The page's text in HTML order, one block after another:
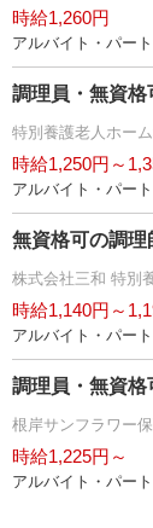
時給1,260円
アルバイト・パー
調理員・無資格
特別養護老人ホー
時給1,250円～
アルバイト・パー
無資格可の調理
株式会社三和 特別
時給1,140円～
アルバイト・パー
調理員・無資格
根岸サンフラワー
時給1,225円～
アルバイト・パー